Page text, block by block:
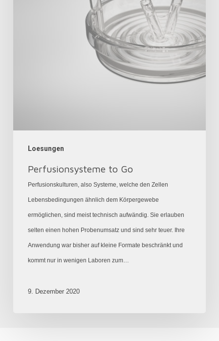
Loesungen
Perfusionsysteme to Go
Perfusionskulturen, also Systeme, welche den Zellen
Lebensbedingungen ähnlich dem Körpergewebe
ermöglichen, sind meist technisch aufwändig. Sie erlauben
selten einen hohen Probenumsatz und sind sehr teuer. Ihre
Anwendung war bisher auf kleine Formate beschränkt und
kommt nur in wenigen Laboren zum…
9. Dezember 2020